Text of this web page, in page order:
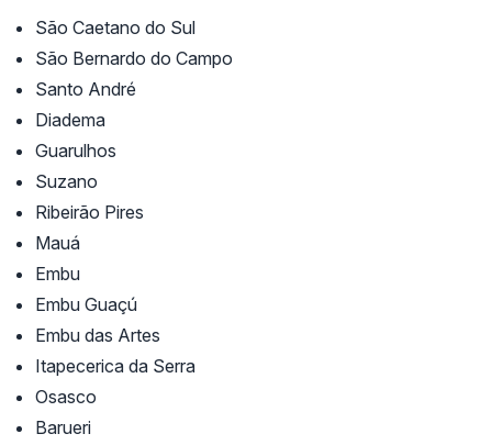
São Caetano do Sul
São Bernardo do Campo
Santo André
Diadema
Guarulhos
Suzano
Ribeirão Pires
Mauá
Embu
Embu Guaçú
Embu das Artes
Itapecerica da Serra
Osasco
Barueri